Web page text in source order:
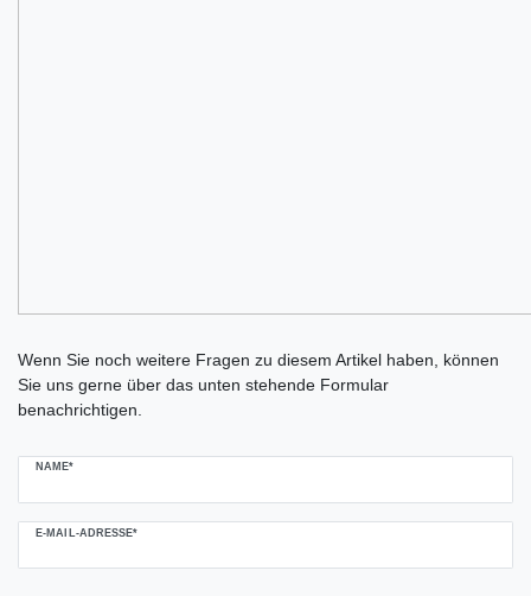
Wenn Sie noch weitere Fragen zu diesem Artikel haben, können
Sie uns gerne über das unten stehende Formular
benachrichtigen.
NAME*
E-MAIL-ADRESSE*